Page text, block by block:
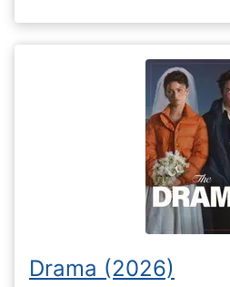
Drama (2026)